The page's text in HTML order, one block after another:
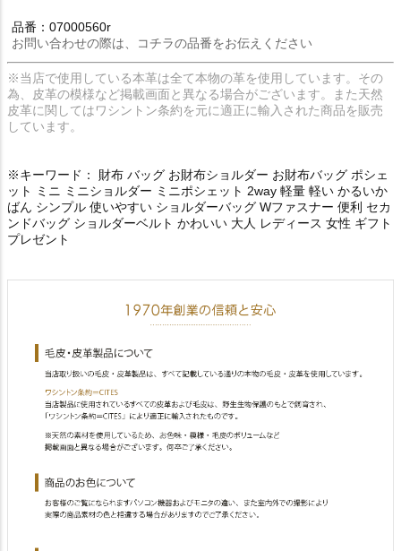
品番：07000560r
お問い合わせの際は、コチラの品番をお伝えください
※当店で使用している本革は全て本物の革を使用しています。その
為、皮革の模様など掲載画面と異なる場合がございます。また天然
皮革に関してはワシントン条約を元に適正に輸入された商品を販売
しています。
※キーワード： 財布 バッグ お財布ショルダー お財布バッグ ポシェ
ット ミニ ミニショルダー ミニポシェット 2way 軽量 軽い かるいか
ばん シンプル 使いやすい ショルダーバッグ Wファスナー 便利 セカ
ンドバッグ ショルダーベルト かわいい 大人 レディース 女性 ギフト
プレゼント